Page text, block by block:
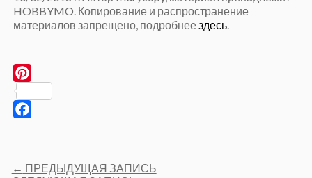
HOBBYMO. Копирование и распространение
материалов запрещено, подробнеездесь.
Post
← ПРЕДЫДУЩАЯ ЗАПИСЬ